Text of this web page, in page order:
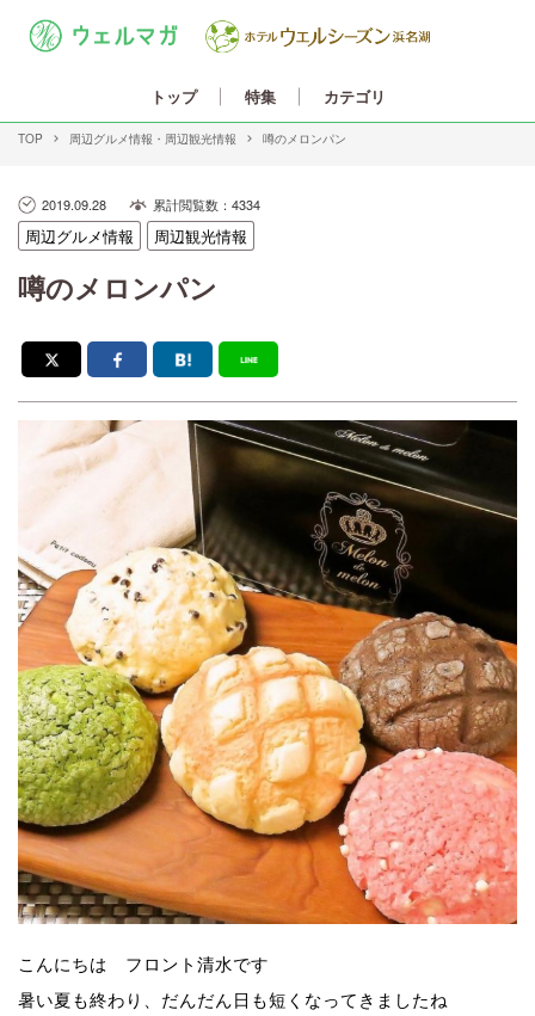
トップ 特集 カテゴリ
TOP 周辺グルメ情報 周辺観光情報 噂のメロンパン
2019.09.28 累計閲覧数：4334
周辺グルメ情報 周辺観光情報
噂のメロンパン
こんにちは フロント清水です
暑い夏も終わり、だんだん日も短くなってきましたね